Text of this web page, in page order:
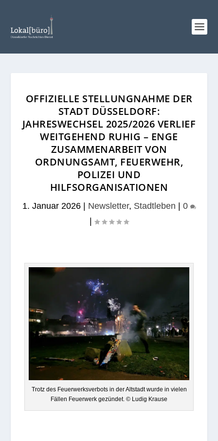
OFFIZIELLE STELLUNGNAHME DER
STADT DÜSSELDORF:
JAHRESWECHSEL 2025/2026 VERLIEF
WEITGEHEND RUHIG – ENGE
ZUSAMMENARBEIT VON
ORDNUNGSAMT, FEUERWEHR,
POLIZEI UND
HILFSORGANISATIONEN
1. Januar 2026| Newsletter, Stadtleben
0
Trotz des Feu­er­werks­ver­bots in der Alt­stadt wurde in vie­len
Fäl­len Feu­er­werk gezün­det. © Ludig Krause